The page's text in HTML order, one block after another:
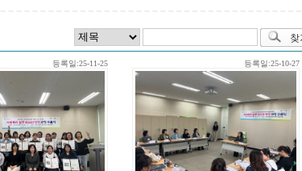
등록일:25-11-25 등록일:25-10-27